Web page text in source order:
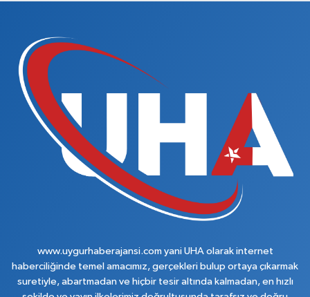
www.uygurhaberajansi.com yani UHA olarak internet
haberciliğinde temel amacımız, gerçekleri bulup ortaya çıkarmak
suretiyle, abartmadan ve hiçbir tesir altında kalmadan, en hızlı